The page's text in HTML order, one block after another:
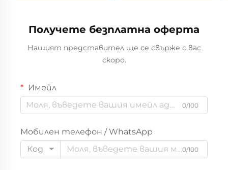
принт – меки, дишани
шорти за ходещи
Получете безплатна оферта
Нашият представител ще се свърже с вас
скоро.
Имейл
0/100
Мобилен телефон / WhatsApp
Код
0/100